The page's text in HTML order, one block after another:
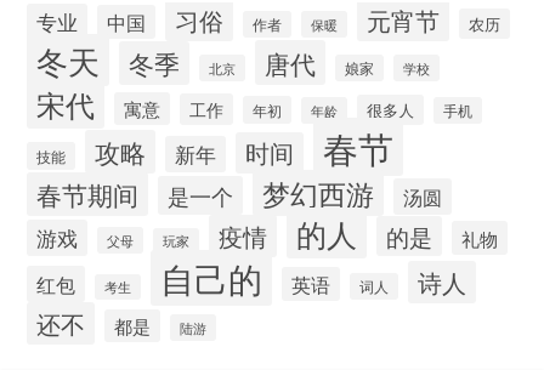
专业 中国 习俗 作者 保暖 元宵节 农历
冬天 冬季 北京 唐代 娘家 学校
宋代 寓意 工作 年初 年龄 很多人 手机
技能 攻略 新年 时间 春节
春节期间 是一个 梦幻西游
汤圆
游戏
父母 玩家 疫情 的人 的是 礼物
红包 考生 自己的 英语 词人
诗人
还不
都是 陆游